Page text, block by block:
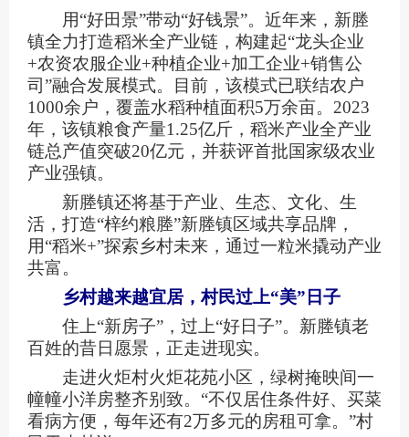
用“好田景”带动“好钱景”。近年来，新塍
镇全力打造稻米全产业链，构建起“龙头企业
+农资农服企业+种植企业+加工企业+销售公
司”融合发展模式。目前，该模式已联结农户
1000余户，覆盖水稻种植面积5万余亩。2023
年，该镇粮食产量1.25亿斤，稻米产业全产业
链总产值突破20亿元，并获评首批国家级农业
产业强镇。
新塍镇还将基于产业、生态、文化、生
活，打造“梓约粮塍”新塍镇区域共享品牌，
用“稻米+”探索乡村未来，通过一粒米撬动产业
共富。
乡村越来越宜居，村民过上“美”日子
住上“新房子”，过上“好日子”。新塍镇老
百姓的昔日愿景，正走进现实。
走进火炬村火炬花苑小区，绿树掩映间一
幢幢小洋房整齐别致。“不仅居住条件好、买菜
看病方便，每年还有2万多元的房租可拿。”村